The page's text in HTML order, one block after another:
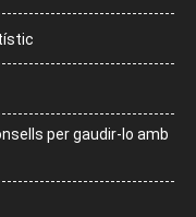
per gaudir-lo amb